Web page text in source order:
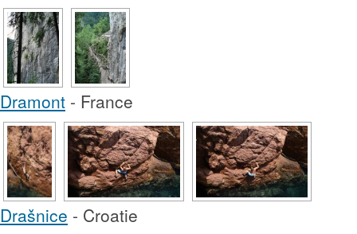
Dramont - France
Drašnice - Croatie